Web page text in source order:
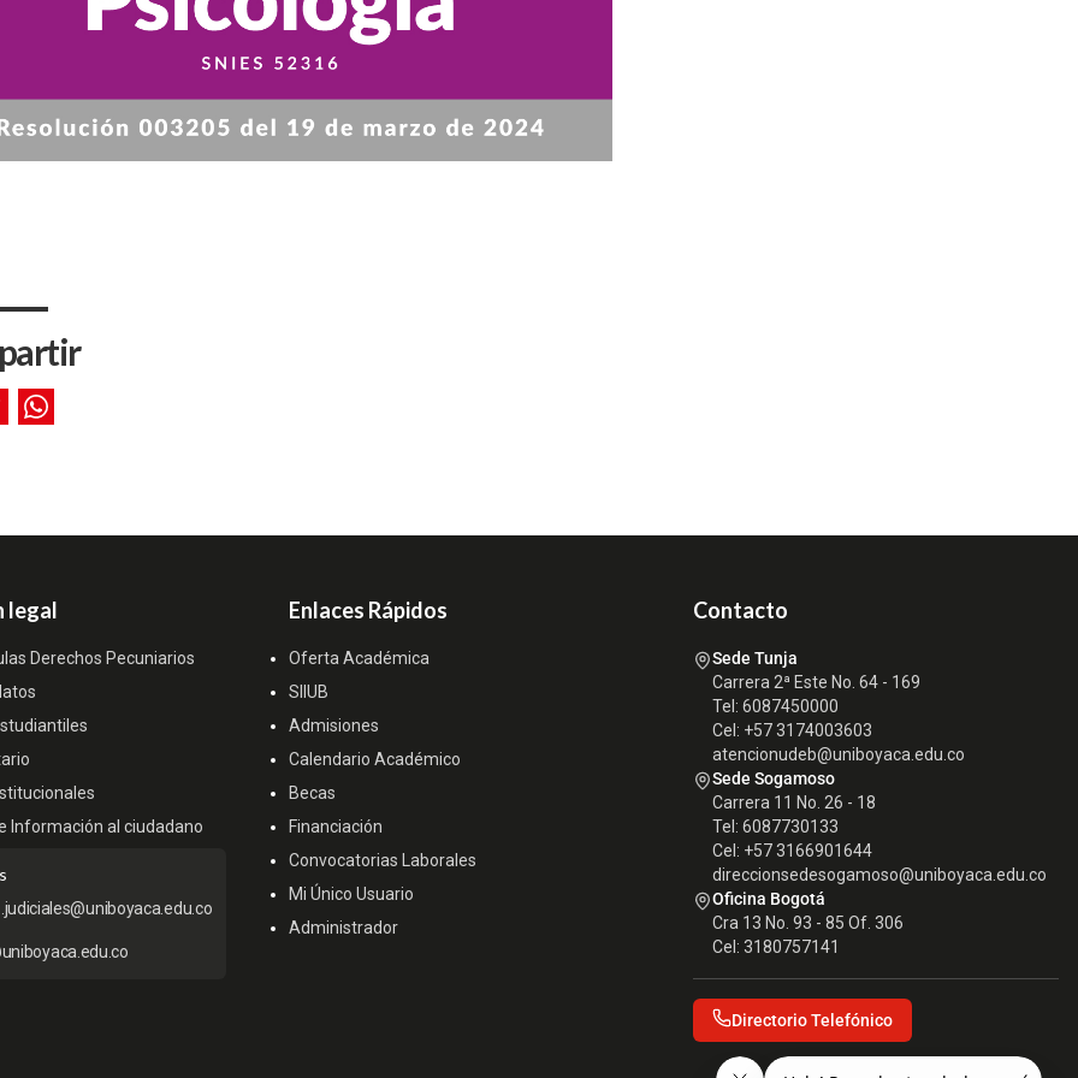
legal
Derechos Pecuniarios
Información al ciudadano
Enlaces Rápidos
Oferta Académica
SIIUB
Admisiones
Calendario Académico
Becas
Financiación
Convocatorias Laborales
Mi Único Usuario
Administrador
Contacto
Sede Tunja
Carrera 2ª Este No. 64 - 169
Tel: 6087450000
Cel: +57 3174003603
atencionudeb@uniboyaca.edu.co
Sede Sogamoso
Carrera 11 No. 26 - 18
Tel: 6087730133
Cel: +57 3166901644
direccionsedesogamoso@uniboyaca.edu.co
Oficina Bogotá
Cra 13 No. 93 - 85 Of. 306
Cel: 3180757141
Directorio Telefónico